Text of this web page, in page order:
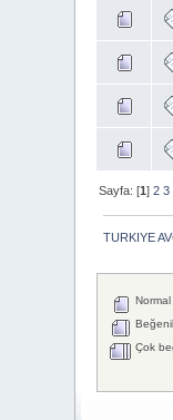
Sayfa: [1]2 3
TURKIYE
Çok